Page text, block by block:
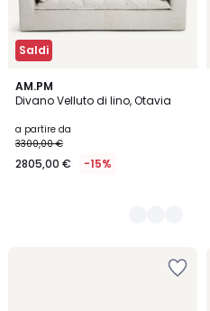
Saldi
AM.PM
Divano Velluto di lino, Otavia
a partire da
3300,00 €
2805,00 € -15%
5
Colori